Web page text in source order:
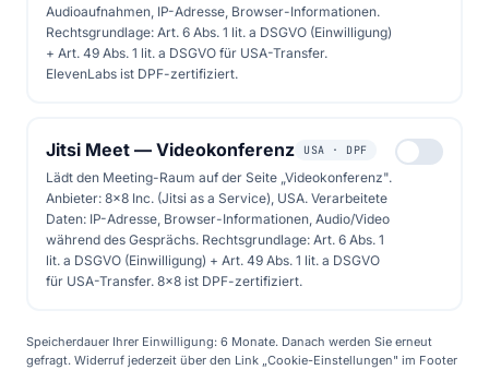
KARLSHORST · PULTDACH-ANLAGE
Audioaufnahmen, IP-Adresse, Browser-Informationen.
Rechtsgrundlage: Art. 6 Abs. 1 lit. a DSGVO (Einwilligung)
+ Art. 49 Abs. 1 lit. a DSGVO für USA-Transfer.
ElevenLabs ist DPF-zertifiziert.
Jitsi Meet — Videokonferenz USA · DPF
Lädt den Meeting-Raum auf der Seite „Videokonferenz".
Anbieter: 8x8 Inc. (Jitsi as a Service), USA. Verarbeitete
Daten: IP-Adresse, Browser-Informationen, Audio/Video
während des Gesprächs. Rechtsgrundlage: Art. 6 Abs. 1
lit. a DSGVO (Einwilligung) + Art. 49 Abs. 1 lit. a DSGVO
für USA-Transfer. 8x8 ist DPF-zertifiziert.
Speicherdauer Ihrer Einwilligung: 6 Monate. Danach werden Sie erneut
gefragt. Widerruf jederzeit über den Link „Cookie-Einstellungen" im Footer